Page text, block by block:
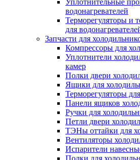
Уплотнительные
водонагревателей
Терморегуляторы и
для
Запчасти для
Компрессоры для
Уплотнители
камер
Полки двери
Ящики для
Терморегуляторы
Панели ящиков
Ручки для
Петли двери
ТЭНы оттайки для
Вентиляторы
Испарители
Полки для